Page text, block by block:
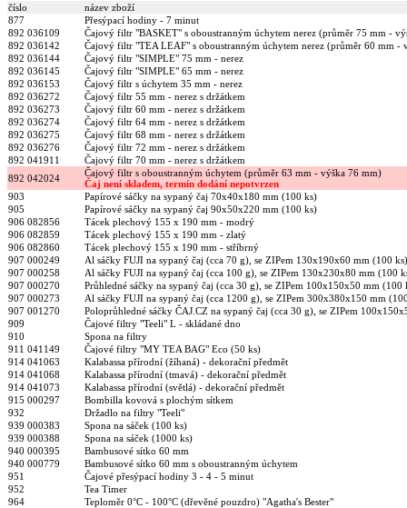
číslo
název zboží
877
Přesýpací hodiny - 7 minut
892 036109
Čajový filtr "BASKET" s oboustranným úchytem nerez (průměr 75 mm -
892 036142
Čajový filtr "TEA LEAF" s oboustranným úchytem nerez (průměr 60 mm -
892 036144
Čajový filtr "SIMPLE" 75 mm - nerez
892 036145
Čajový filtr "SIMPLE" 65 mm - nerez
892 036153
Čajový filtr s úchytem 35 mm - nerez
892 036272
Čajový filtr 55 mm - nerez s držátkem
892 036273
Čajový filtr 60 mm - nerez s držátkem
892 036274
Čajový filtr 64 mm - nerez s držátkem
892 036275
Čajový filtr 68 mm - nerez s držátkem
892 036276
Čajový filtr 72 mm - nerez s držátkem
892 041911
Čajový filtr 70 mm - nerez s držátkem
892 042024
Čajový filtr s oboustranným úchytem (průměr 63 mm - výška 76 mm)
Čaj není skladem, termín dodání nepotvrzen
903
Papírové sáčky na sypaný čaj 70x40x180 mm (100 ks)
905
Papírové sáčky na sypaný čaj 90x50x220 mm (100 ks)
906 082856
Tácek plechový 155 x 190 mm - modrý
906 082859
Tácek plechový 155 x 190 mm - zlatý
906 082860
Tácek plechový 155 x 190 mm - stříbrný
907 000249
Al sáčky FUJI na sypaný čaj (cca 70 g), se ZIPem 130x190x60 mm (100 ks)
907 000258
Al sáčky FUJI na sypaný čaj (cca 100 g), se ZIPem 130x230x80 mm (100
907 000270
Průhledné sáčky na sypaný čaj (cca 30 g), se ZIPem 100x150x50 mm (100
907 000273
Al sáčky FUJI na sypaný čaj (cca 1200 g), se ZIPem 300x380x150 mm
907 001270
Poloprůhledné sáčky ČAJ.CZ na sypaný čaj (cca 30 g), se ZIPem
909
Čajové filtry "Teeli" L - skládané dno
910
Spona na filtry
911 041149
Čajové filtry "MY TEA BAG" Eco (50 ks)
914 041063
Kalabassa přírodní (žíhaná) - dekorační předmět
914 041068
Kalabassa přírodní (tmavá) - dekorační předmět
914 041073
Kalabassa přírodní (světlá) - dekorační předmět
915 000297
Bombilla kovová s plochým sítkem
932
Držadlo na filtry "Teeli"
939 000383
Spona na sáček (100 ks)
939 000388
Spona na sáček (1000 ks)
940 000395
Bambusové sítko 60 mm
940 000779
Bambusové sítko 60 mm s oboustranným úchytem
951
Čajové přesýpací hodiny 3 - 4 - 5 minut
952
Tea Timer
964
Teploměr 0°C - 100°C (dřevěné pouzdro) "Agatha's Bester"